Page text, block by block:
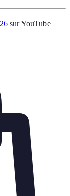
sur YouTube